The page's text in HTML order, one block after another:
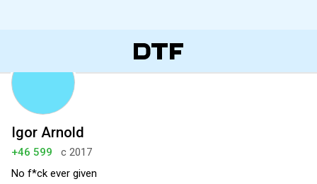
Igor Arnold
+46 599
с 2017
No f*ck ever given